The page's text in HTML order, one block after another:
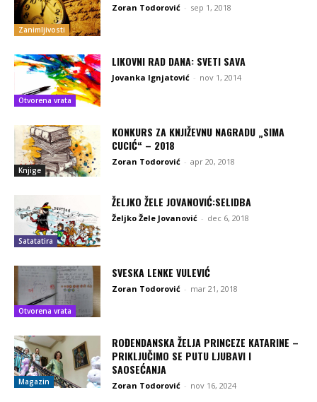
Zanimljivosti
Zoran Todorović - sep 1, 2018
Otvorena vrata
LIKOVNI RAD DANA: SVETI SAVA
Jovanka Ignjatović - nov 1, 2014
Knjige
KONKURS ZA KNJIŽEVNU NAGRADU „SIMA
CUCIĆ“ – 2018
Zoran Todorović - apr 20, 2018
Satatatira
ŽELJKO ŽELE JOVANOVIĆ:SELIDBA
Željko Žele Jovanović - dec 6, 2018
Otvorena vrata
SVESKA LENKE VULEVIĆ
Zoran Todorović - mar 21, 2018
Magazin
ROĐENDANSKA ŽELJA PRINCEZE KATARINE –
PRIKLJUČIMO SE PUTU LJUBAVI I
SAOSEĆANJA
Zoran Todorović - nov 16, 2024